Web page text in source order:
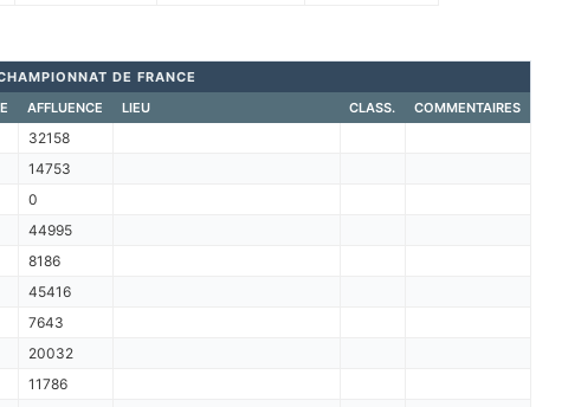
DE FRANCE
AFFLUENCE LIEU CLASS. COMMENTAIRES
32158
14753
0
44995
8186
45416
7643
20032
11786